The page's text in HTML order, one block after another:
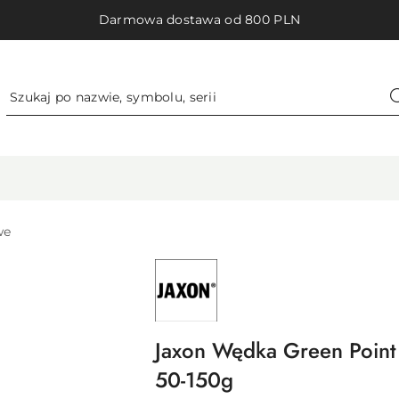
Darmowa dostawa od 800 PLN
NAZWA
JAXON
SP.
O.O.
Jaxon Wędka Green
50-150g